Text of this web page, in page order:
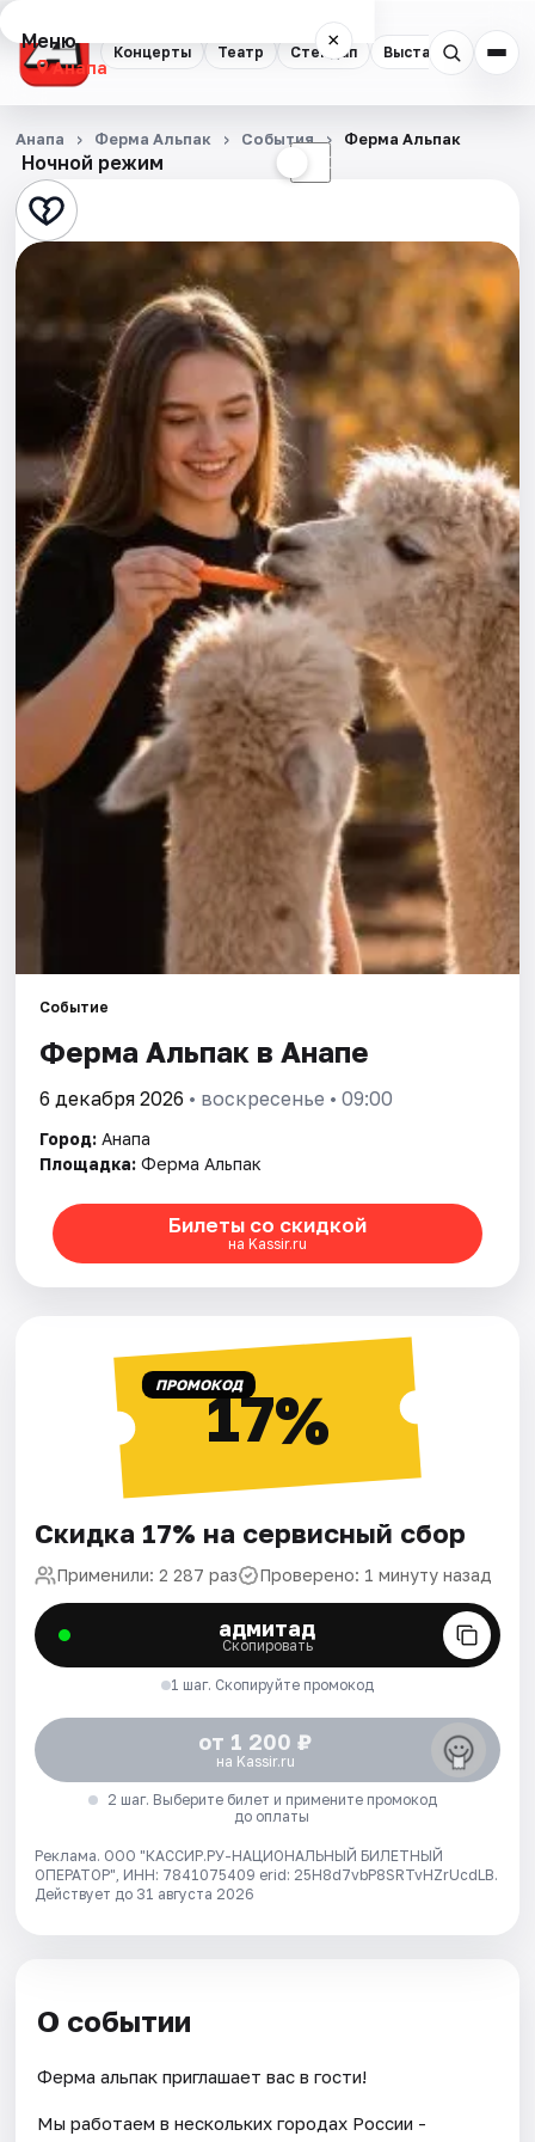
Концерты Театр Стендап Выставки
Меню ×
Анапа
Концерты
Театр
Стендап
Города
Площадки
Артисты
Рейтинги
Ночной режим ☾
Анапа Ферма Альпак События Ферма Альпак
Событие
Ферма Альпак в Анапе
6 декабря 2026 • воскресенье • 09:00
Город: Анапа
Площадка: Ферма Альпак
Билеты со скидкой
на Kassir.ru
ПРОМОКОД17%
Скидка 17% на сервисный сбор
Применили: 2 287 раз Проверено: 1 минуту назад
адмитад
Скопировать
1 шаг. Скопируйте промокод
от 1 200 ₽
на Kassir.ru
2 шаг. Выберите билет и примените промокод
до оплаты
Реклама. ООО "КАССИР.РУ-НАЦИОНАЛЬНЫЙ БИЛЕТНЫЙ
ОПЕРАТОР", ИНН: 7841075409 erid: 25H8d7vbP8SRTvHZrUcdLB.
Действует до 31 августа 2026
О событии
Ферма альпак приглашает вас в гости!
Мы работаем в нескольких городах России -